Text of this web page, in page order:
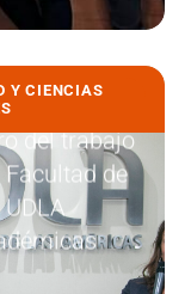
Y CIENCIAS
del trabajo
Facultad de